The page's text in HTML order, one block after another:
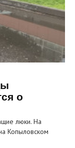
о
люки. На
Копыловском